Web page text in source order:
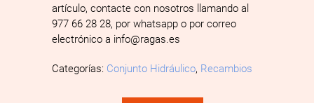
artículo, contacte con nosotros llamando al
977 66 28 28, por whatsapp o por correo
electrónico a info@ragas.es
Categorías: Conjunto Hidráulico, Recambios